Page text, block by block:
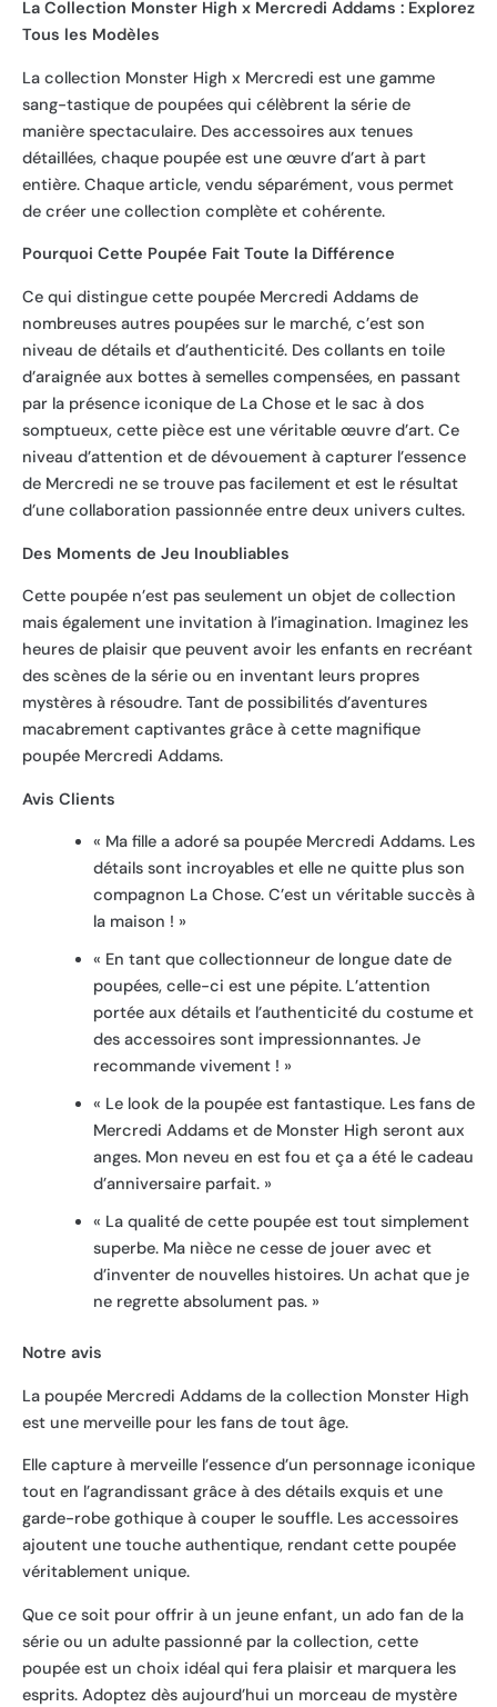
La Collection Monster High x Mercredi Addams : Explorez
Tous les Modèles
La collection Monster High x Mercredi est une gamme
sang-tastique de poupées qui célèbrent la série de
manière spectaculaire. Des accessoires aux tenues
détaillées, chaque poupée est une œuvre d’art à part
entière. Chaque article, vendu séparément, vous permet
de créer une collection complète et cohérente.
Pourquoi Cette Poupée Fait Toute la Différence
Ce qui distingue cette poupée Mercredi Addams de
nombreuses autres poupées sur le marché, c’est son
niveau de détails et d’authenticité. Des collants en toile
d’araignée aux bottes à semelles compensées, en passant
par la présence iconique de La Chose et le sac à dos
somptueux, cette pièce est une véritable œuvre d’art. Ce
niveau d’attention et de dévouement à capturer l’essence
de Mercredi ne se trouve pas facilement et est le résultat
d’une collaboration passionnée entre deux univers cultes.
Des Moments de Jeu Inoubliables
Cette poupée n’est pas seulement un objet de collection
mais également une invitation à l’imagination. Imaginez les
heures de plaisir que peuvent avoir les enfants en recréant
des scènes de la série ou en inventant leurs propres
mystères à résoudre. Tant de possibilités d’aventures
macabrement captivantes grâce à cette magnifique
poupée Mercredi Addams.
Avis Clients
« Ma fille a adoré sa poupée Mercredi Addams. Les
détails sont incroyables et elle ne quitte plus son
compagnon La Chose. C’est un véritable succès à
la maison ! »
« En tant que collectionneur de longue date de
poupées, celle-ci est une pépite. L’attention
portée aux détails et l’authenticité du costume et
des accessoires sont impressionnantes. Je
recommande vivement ! »
« Le look de la poupée est fantastique. Les fans de
Mercredi Addams et de Monster High seront aux
anges. Mon neveu en est fou et ça a été le cadeau
d’anniversaire parfait. »
« La qualité de cette poupée est tout simplement
superbe. Ma nièce ne cesse de jouer avec et
d’inventer de nouvelles histoires. Un achat que je
ne regrette absolument pas. »
Notre avis
La poupée Mercredi Addams de la collection Monster High
est une merveille pour les fans de tout âge.
Elle capture à merveille l’essence d’un personnage iconique
tout en l’agrandissant grâce à des détails exquis et une
garde-robe gothique à couper le souffle. Les accessoires
ajoutent une touche authentique, rendant cette poupée
véritablement unique.
Que ce soit pour offrir à un jeune enfant, un ado fan de la
série ou un adulte passionné par la collection, cette
poupée est un choix idéal qui fera plaisir et marquera les
esprits. Adoptez dès aujourd’hui un morceau de mystère